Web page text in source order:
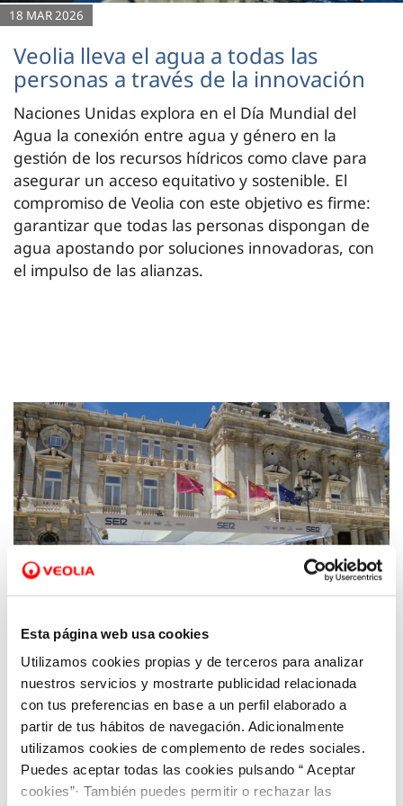
Esta página web usa cookies
Utilizamos cookies propias y de terceros para analizar
nuestros servicios y mostrarte publicidad relacionada
con tus preferencias en base a un perfil elaborado a
partir de tus hábitos de navegación. Adicionalmente
utilizamos cookies de complemento de redes sociales.
Puedes aceptar todas las cookies pulsando “ Aceptar
cookies”· También puedes permitir o rechazar las
18 MAR 2026
Veolia lleva el agua a todas las
personas a través de la innovación
Naciones Unidas explora en el Día Mundial del
Agua la conexión entre agua y género en la
gestión de los recursos hídricos como clave para
asegurar un acceso equitativo y sostenible. El
compromiso de Veolia con este objetivo es firme:
garantizar que todas las personas dispongan de
agua apostando por soluciones innovadoras, con
el impulso de las alianzas.
08 JUN 2018
Programa especial por el Día Mundial del
Medio Ambiente y el Día Mundial de los
Océanos